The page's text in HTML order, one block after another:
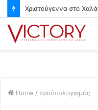
Home / προϋπολογισμός